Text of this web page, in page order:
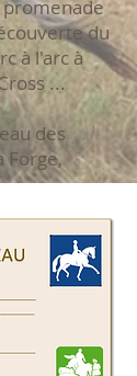
du
à l'arc à
...
des
Forge,